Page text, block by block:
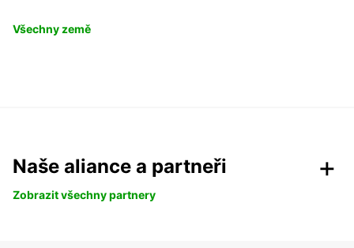
Všechny země
Naše aliance a partneři
Zobrazit všechny partnery